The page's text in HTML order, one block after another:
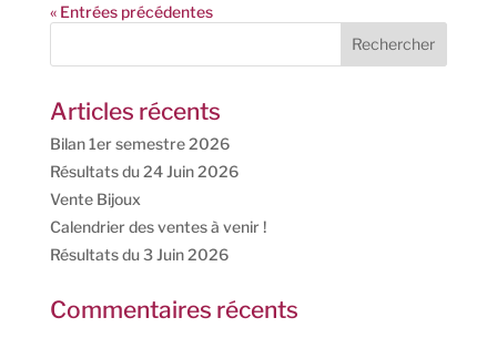
« Entrées précédentes
Articles récents
Bilan 1er semestre 2026
Résultats du 24 Juin 2026
Vente Bijoux
Calendrier des ventes à venir !
Résultats du 3 Juin 2026
Commentaires récents